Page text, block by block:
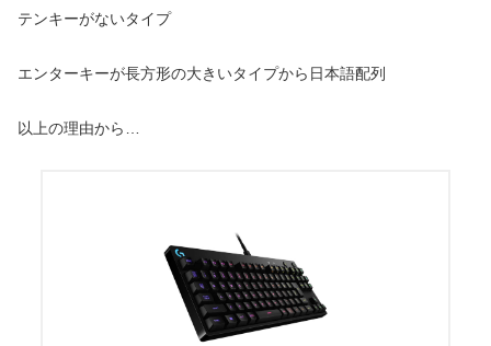
テンキーがないタイプ
エンターキーが長方形の大きいタイプから日本語配列
以上の理由から…